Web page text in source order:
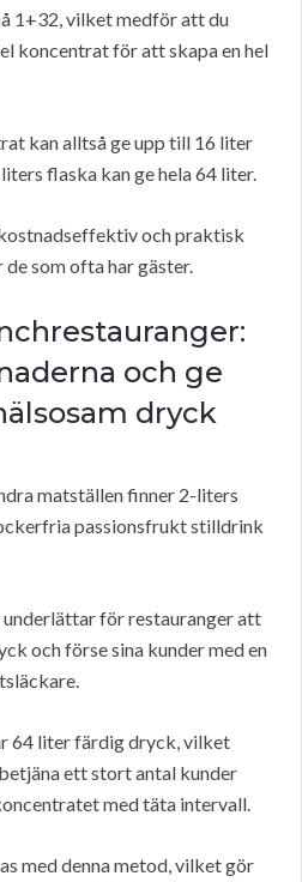
1+32, vilket medför att du
koncentrat för att skapa en hel
kan alltså ge upp till 16 liter
flaska kan ge hela 64 liter.
och praktisk
som ofta har gäster.
och ge
dryck
matställen finner 2-liters
passionsfrukt stilldrink
för restauranger att
och förse sina kunder med en
64 liter färdig dryck, vilket
ett stort antal kunder
med täta intervall.
med denna metod, vilket gör